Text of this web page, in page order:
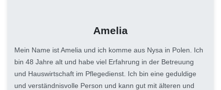
Amelia
Mein Name ist Amelia und ich komme aus Nysa in Polen. Ich
bin 48 Jahre alt und habe viel Erfahrung in der Betreuung
und Hauswirtschaft im Pflegedienst. Ich bin eine geduldige
und verständnisvolle Person und kann gut mit älteren und